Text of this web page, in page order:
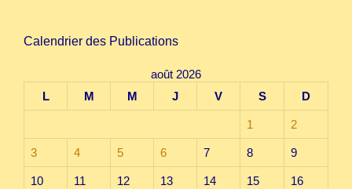
Calendrier des Publications
août 2026
L
M M J V S D
1 2
3 4 5 6 7 8 9
10 11 12 13 14 15 16